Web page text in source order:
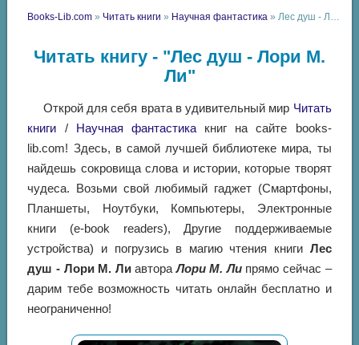
Books-Lib.com » Читать книги » Научная фантастика » Лес душ - Лори М. Ли
Читать книгу - "Лес душ - Лори М.
Ли"
Открой для себя врата в удивительный мир Читать
книги / Научная фантастикакниг на сайте books-
lib.com! Здесь, в самой лучшей библиотеке мира, ты
найдешь сокровища слова и истории, которые творят
чудеса. Возьми свой любимый гаджет (Смартфоны,
Планшеты, Ноутбуки, Компьютеры, Электронные
книги (e-book readers), Другие поддерживаемые
устройства) и погрузись в магию чтения книги Лес
душ - Лори М. ЛиавтораЛори М. Липрямо сейчас –
дарим тебе возможность читать онлайн бесплатно и
неограниченно!